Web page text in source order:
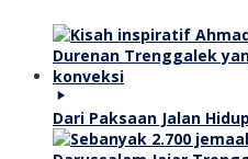
Dari Paksaan Jalan